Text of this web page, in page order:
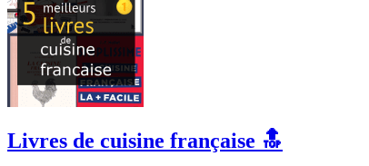
Livres de cuisine française 🔝